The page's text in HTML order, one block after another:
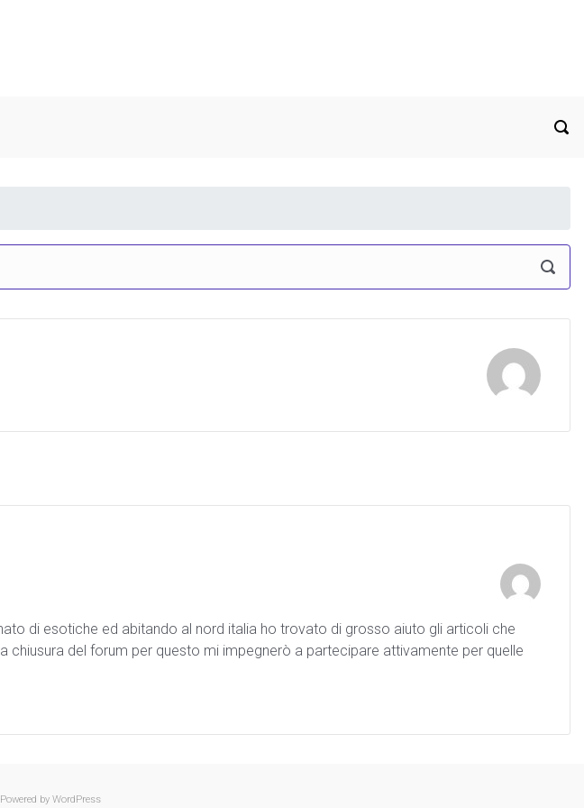
di esotiche ed abitando al nord italia ho trovato di grosso aiuto gli articoli che
del forum per questo mi impegnerò a partecipare attivamente per quelle
by WordPress